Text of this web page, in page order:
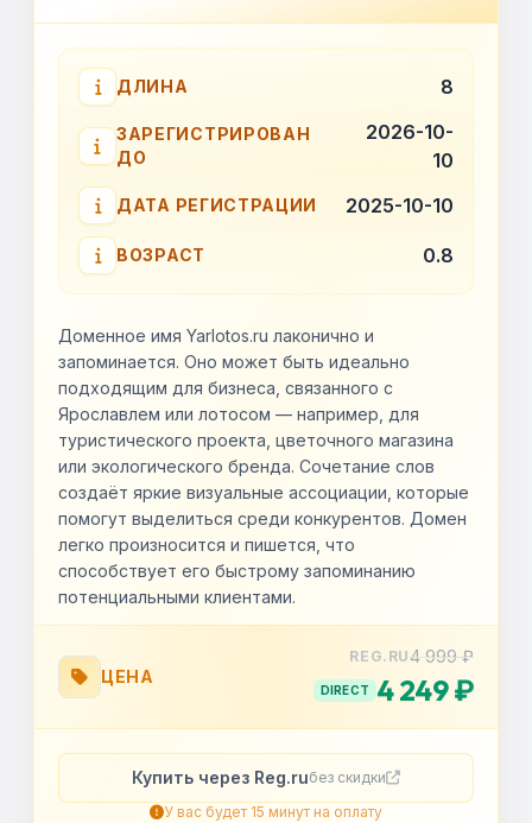
ДЛИНА 8
ЗАРЕГИСТРИРОВАН
ДО
2026-10-
10
ДАТА РЕГИСТРАЦИИ 2025-10-10
ВОЗРАСТ 0.8
Доменное имя Yarlotos.ru лаконично и
запоминается. Оно может быть идеально
подходящим для бизнеса, связанного с
Ярославлем или лотосом — например, для
туристического проекта, цветочного магазина
или экологического бренда. Сочетание слов
создаёт яркие визуальные ассоциации, которые
помогут выделиться среди конкурентов. Домен
легко произносится и пишется, что
способствует его быстрому запоминанию
потенциальными клиентами.
ЦЕНА
REG.RU4 999 ₽
DIRECT 4 249 ₽
Купить через Reg.ruбез скидки
У вас будет 15 минут на оплату